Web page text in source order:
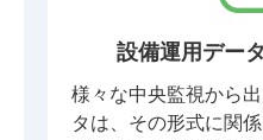
設備運用デー
様々な中央監視から
タは、その形式に関